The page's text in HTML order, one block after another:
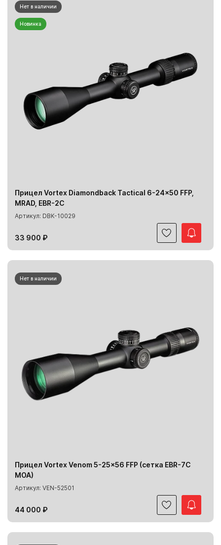
Нет в наличии
Новинка
Прицел Vortex Diamondback Tactical 6-24x50 FFP,
MRAD, EBR-2C
Артикул: DBK-10029
33 900 ₽
Нет в наличии
Прицел Vortex Venom 5-25x56 FFP (сетка EBR-7C
MOA)
Артикул: VEN-52501
44 000 ₽